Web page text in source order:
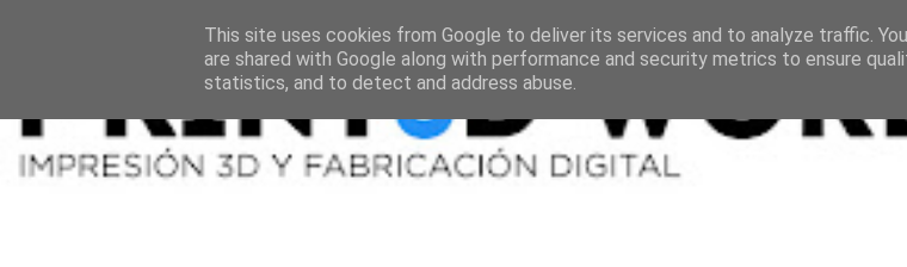
This site uses cookies from Google to deliver its services and to analyze traffic.
are shared with Google along with performance and security metrics to ensure
statistics, and to detect and address abuse.